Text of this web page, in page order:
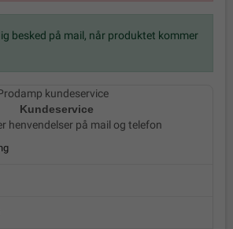
besked på mail, når produktet kommer
Kundeservice
henvendelser på mail og telefon